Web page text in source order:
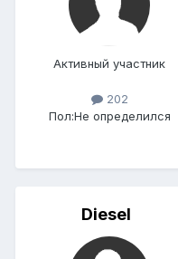
Активный участник
202
Пол:Не определился
Diesel